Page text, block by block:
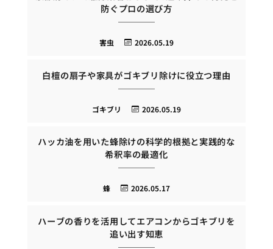
防ぐプロの選び方
2026.05.19
害虫
白檀の扇子や家具がゴキブリ除けに役立つ理由
2026.05.19
ゴキブリ
ハッカ油を用いた蜂除けの科学的根拠と実践的な
希釈率の最適化
2026.05.17
蜂
ハーブの香りを活用してエアコンからゴキブリを
追い出す知恵